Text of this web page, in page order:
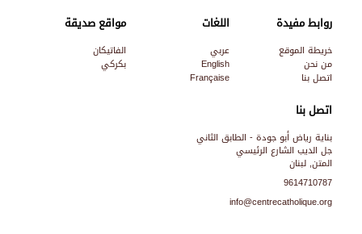
اتصل بنا
بناية رياض أبو جودة - الطابق الثاني
جل الديب الشارع الرئيسي
المتن, لبنان
9614710787
info@centrecatholique.org
روابط مفيدة
خريطة الموقع
من نحن
اتصل بنا
اللغات
عربي
English
Française
مواقع صديقة
الفاتيكان
بكركي